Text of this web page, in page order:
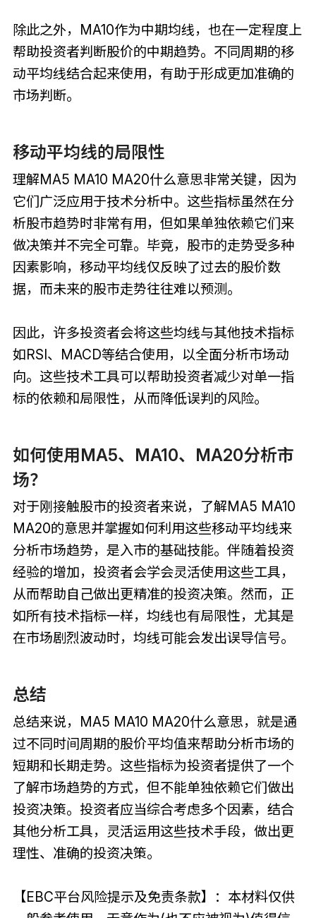
除此之外，MA10作为中期均线，也在一定程度上
帮助投资者判断股价的中期趋势。不同周期的移
动平均线结合起来使用，有助于形成更加准确的
市场判断。
移动平均线的局限性
理解MA5 MA10 MA20什么意思非常关键，因为
它们广泛应用于技术分析中。这些指标虽然在分
析股市趋势时非常有用，但如果单独依赖它们来
做决策并不完全可靠。毕竟，股市的走势受多种
因素影响，移动平均线仅反映了过去的股价数
据，而未来的股市走势往往难以预测。
因此，许多投资者会将这些均线与其他技术指标
如RSI、MACD等结合使用，以全面分析市场动
向。这些技术工具可以帮助投资者减少对单一指
标的依赖和局限性，从而降低误判的风险。
如何使用MA5、MA10、MA20分析市
场？
对于刚接触股市的投资者来说，了解MA5 MA10
MA20的意思并掌握如何利用这些移动平均线来
分析市场趋势，是入市的基础技能。伴随着投资
经验的增加，投资者会学会灵活使用这些工具，
从而帮助自己做出更精准的投资决策。然而，正
如所有技术指标一样，均线也有局限性，尤其是
在市场剧烈波动时，均线可能会发出误导信号。
总结
总结来说，MA5 MA10 MA20什么意思，就是通
过不同时间周期的股价平均值来帮助分析市场的
短期和长期走势。这些指标为投资者提供了一个
了解市场趋势的方式，但不能单独依赖它们做出
投资决策。投资者应当综合考虑多个因素，结合
其他分析工具，灵活运用这些技术手段，做出更
理性、准确的投资决策。
【EBC平台风险提示及免责条款】：本材料仅供